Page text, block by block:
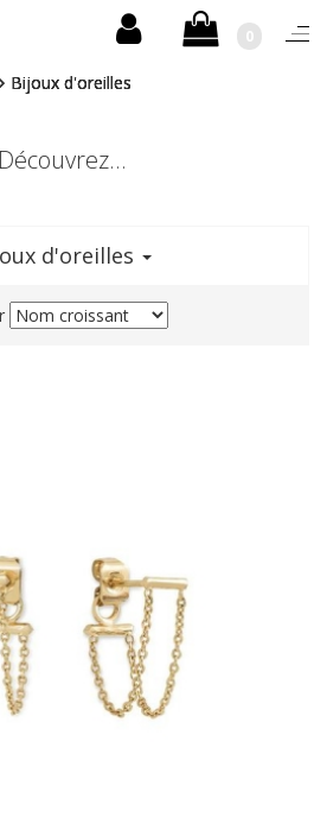
0
Bijoux d'oreilles
Découvrez...
d'oreilles